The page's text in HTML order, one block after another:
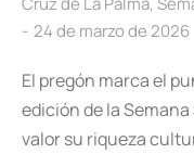
24 de marzo de 2026
El pregón marca el
edición de la
valor su riqueza